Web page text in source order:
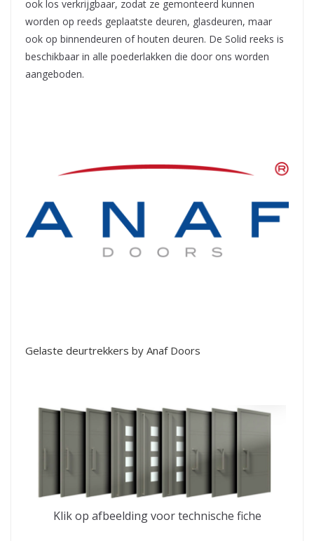
ook los verkrijgbaar, zodat ze gemonteerd kunnen
worden op reeds geplaatste deuren, glasdeuren, maar
ook op binnendeuren of houten deuren. De Solid reeks is
beschikbaar in alle poederlakken die door ons worden
aangeboden.
Gelaste deurtrekkers by Anaf Doors
Klik op afbeelding voor technische fiche